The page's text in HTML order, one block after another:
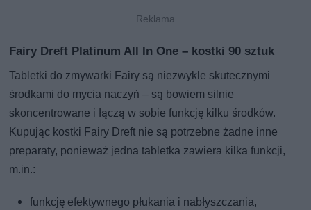
Fairy Dreft Platinum All In One – kostki 90 sztuk
Tabletki do zmywarki Fairy są niezwykle skutecznymi
środkami do mycia naczyń – są bowiem silnie
skoncentrowane i łączą w sobie funkcję kilku środków.
Kupując kostki Fairy Dreft nie są potrzebne żadne inne
preparaty, ponieważ jedna tabletka zawiera kilka funkcji,
m.in.:
funkcję efektywnego płukania i nabłyszczania,